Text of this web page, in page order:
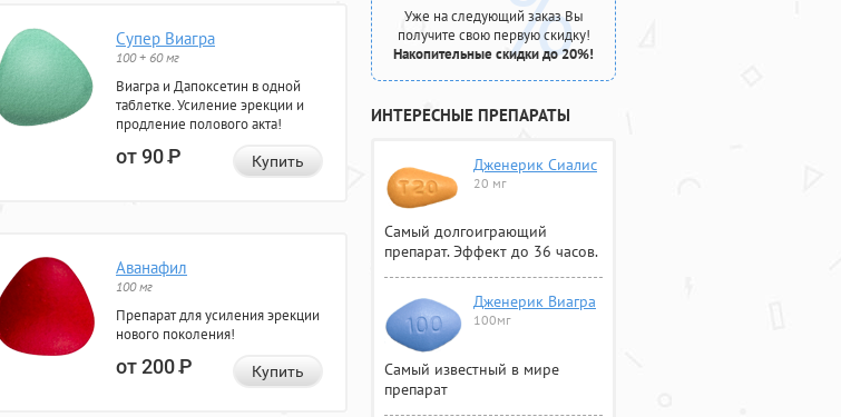
Супер Виагра
100 + 60 мг
Виагра и Дапоксетин в одной
таблетке. Усиление эрекции и
продление полового акта!
от 90Р Купить
Аванафил
100 мг
Препарат для усиления эрекции
нового поколения!
от 200Р Купить
Уже на следующий заказ Вы
получите свою первую скидку!
Накопительные скидки до 20%!
ИНТЕРЕСНЫЕ ПРЕПАРАТЫ
Дженерик Сиалис
20 мг
Самый долгоиграющий
препарат. Эффект до 36 часов.
Дженерик Виагра
100мг
Самый известный в мире
препарат